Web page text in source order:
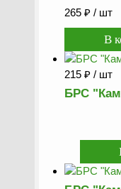
265 ₽ / шт
215 ₽ / шт
БРС